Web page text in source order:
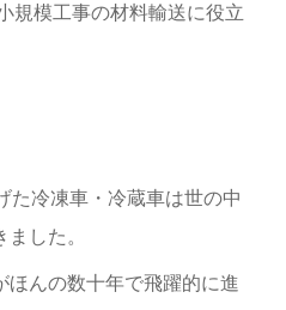
規模工事の材料輸送に役立
た冷凍車・冷蔵車は世の中
した。
ほんの数十年で飛躍的に進